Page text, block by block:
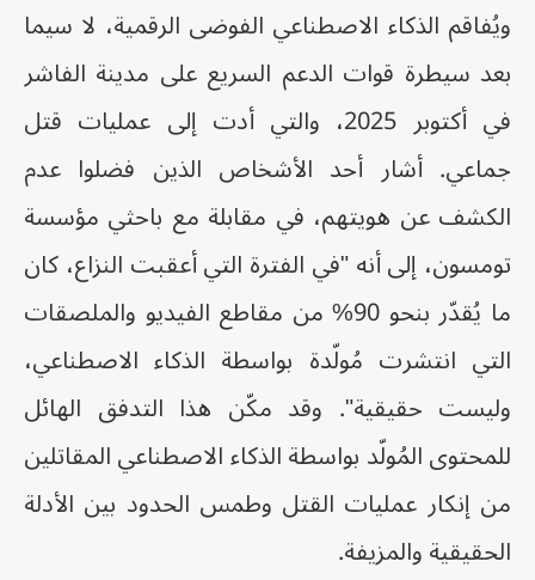
ويُفاقم الذكاء الاصطناعي الفوضى الرقمية، لا سيما
بعد سيطرة قوات الدعم السريع على مدينة الفاشر
في أكتوبر 2025، والتي أدت إلى عمليات قتل
جماعي. أشار أحد الأشخاص الذين فضلوا عدم
الكشف عن هويتهم، في مقابلة مع باحثي مؤسسة
تومسون، إلى أنه "في الفترة التي أعقبت النزاع، كان
ما يُقدّر بنحو 90% من مقاطع الفيديو والملصقات
التي انتشرت مُولّدة بواسطة الذكاء الاصطناعي،
وليست حقيقية". وقد مكّن هذا التدفق الهائل
للمحتوى المُولّد بواسطة الذكاء الاصطناعي المقاتلين
من إنكار عمليات القتل وطمس الحدود بين الأدلة
الحقيقية والمزيفة.